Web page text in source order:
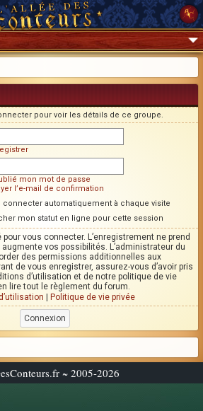
pour voir les détails de ce groupe.
mon mot de passe
l’e-mail de confirmation
connecter automatiquement à chaque visite
mon statut en ligne pour cette session
vous connecter. L’enregistrement ne prend
vos possibilités. L’administrateur du
des permissions additionnelles aux
de vous enregistrer, assurez-vous d’avoir pris
d’utilisation et de notre politique de vie
lire tout le règlement du forum.
Politique de vie privée
~ 2005-2026